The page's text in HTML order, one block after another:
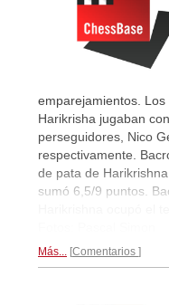
emparejamientos.
Harikrisha jugaban
perseguidores, Nico
respectivamente.
de pata de
sumó 6,5/9 puntos.
Más... Comentarios